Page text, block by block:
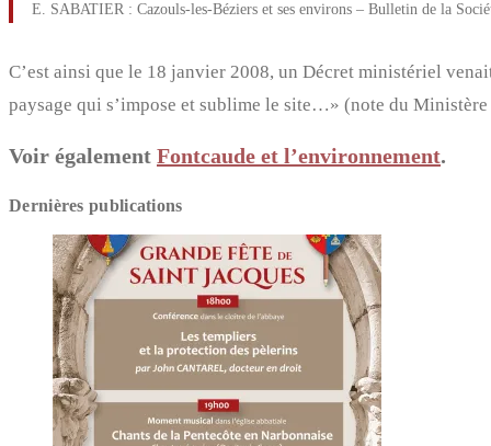
E. SABATIER : Cazouls-les-Béziers et ses environs – Bulletin de la
C’est ainsi que le 18 janvier 2008, un Décret ministériel
paysage qui s’impose et sublime le site…» (note du
Voir également Fontcaude et l’environnement.
Dernières publications